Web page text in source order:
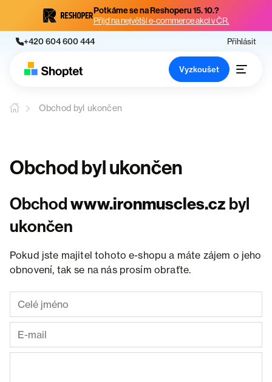
Potkáme se na Reshoperu 15. 10.?
Přijď na největší e-commerce akci v ČR.
+420 604 600 444 Přihlásit
Vyzkoušet
Obchod byl ukončen
Obchod byl ukončen
Obchodwww.ironmuscles.cz byl
ukončen
Pokud jste majitel tohoto e-shopu a máte zájem o jeho
obnovení, tak se na nás prosím obraťte.